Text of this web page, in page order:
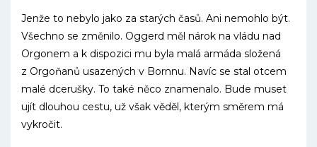
Jenže to nebylo jako za starých časů. Ani nemohlo být.
Všechno se změnilo. Oggerd měl nárok na vládu nad
Orgonem a k dispozici mu byla malá armáda složená
z Orgoňanů usazených v Bornnu. Navíc se stal otcem
malé dcerušky. To také něco znamenalo. Bude muset
ujít dlouhou cestu, už však věděl, kterým směrem má
vykročit.